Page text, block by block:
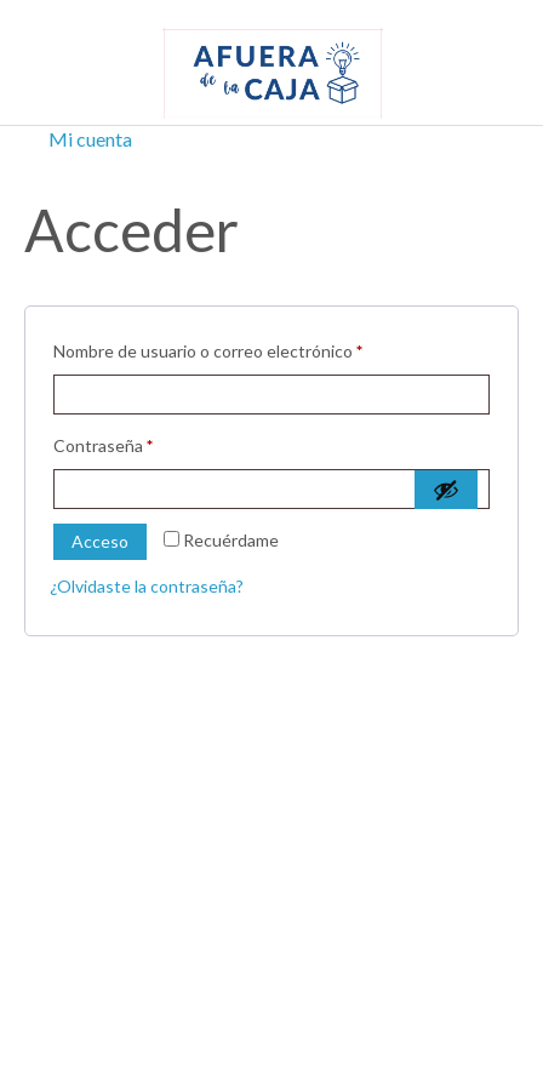
Mi cuenta
Acceder
Nombre de usuario o correo electrónico *Obligatorio
Contraseña *Obligatorio
Recuérdame
Acceso
¿Olvidaste la contraseña?